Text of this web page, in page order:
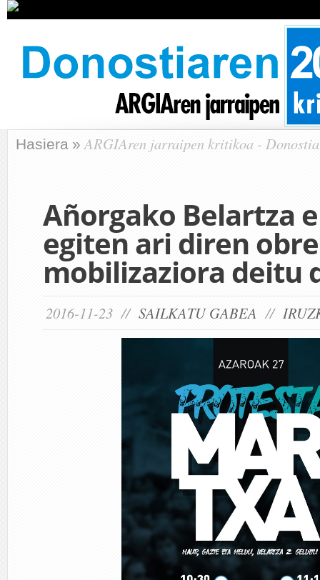
Hasiera » ARGIAren jarraipen kritikoa -
Añorgako Belartza
egiten ari diren
mobilizaziora deitu
2016-11-23 // SAILKATU GABEA //